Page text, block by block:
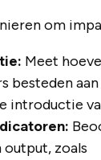
om
Meet
besteden
introductie
zoals